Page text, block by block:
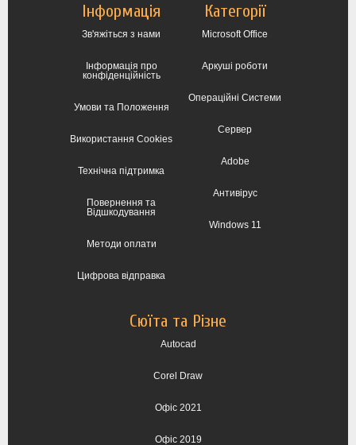
Інформація
Зв'яжіться з нами
Інформація про
конфіденційність
Умови та Положення
Використання Cookies
Технічна підтримка
Повернення та
Відшкодування
Методи оплати
Цифрова відправка
Категорії
Microsoft Office
Аркуші роботи
Операційні Системи
Сервер
Adobe
Антивірус
Windows 11
Сюїта та Різне
Autocad
Corel Draw
Офіс 2021
Офіс 2019